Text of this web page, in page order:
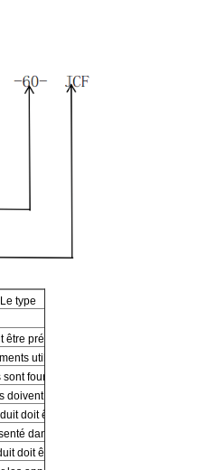
Le type
présenté à l'autorité compétente.
utilisés est le suivant:
fournies à l'autorité compétente.
doivent fournir les informations
doit être présenté à l'essai.
dans un emballage de qualité
doit être présenté à l'hôpital.